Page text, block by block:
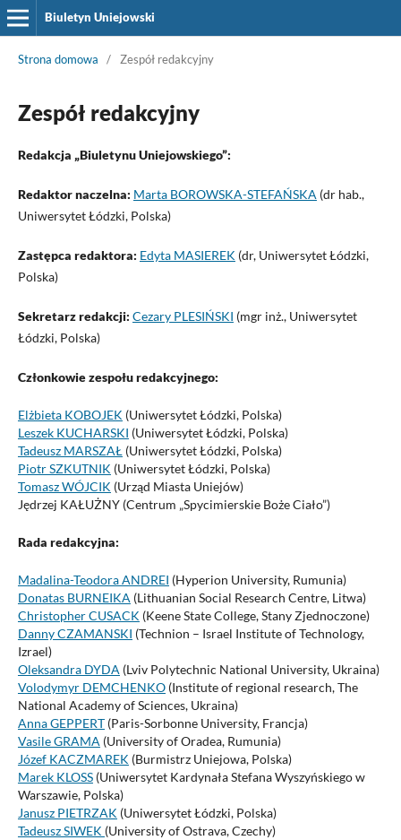
Biuletyn Uniejowski
Strona domowa / Zespół redakcyjny
Zespół redakcyjny
Redakcja „Biuletynu Uniejowskiego”:
Redaktor naczelna: Marta BOROWSKA-STEFAŃSKA (dr hab.,
Uniwersytet Łódzki, Polska)
Zastępca redaktora: Edyta MASIEREK (dr, Uniwersytet Łódzki,
Polska)
Sekretarz redakcji: Cezary PLESIŃSKI (mgr inż., Uniwersytet
Łódzki, Polska)
Członkowie zespołu redakcyjnego:
Elżbieta KOBOJEK (Uniwersytet Łódzki, Polska)
Leszek KUCHARSKI (Uniwersytet Łódzki, Polska)
Tadeusz MARSZAŁ (Uniwersytet Łódzki, Polska)
Piotr SZKUTNIK (Uniwersytet Łódzki, Polska)
Tomasz WÓJCIK (Urząd Miasta Uniejów)
Jędrzej KAŁUŻNY (Centrum „Spycimierskie Boże Ciało”)
Rada redakcyjna:
Madalina-Teodora ANDREI (Hyperion University, Rumunia)
Donatas BURNEIKA (Lithuanian Social Research Centre, Litwa)
Christopher CUSACK (Keene State College, Stany Zjednoczone)
Danny CZAMANSKI (Technion – Israel Institute of Technology,
Izrael)
Oleksandra DYDA (Lviv Polytechnic National University, Ukraina)
Volodymyr DEMCHENKO(Institute of regional research, The
National Academy of Sciences, Ukraina)
Anna GEPPERT(Paris-Sorbonne University, Francja)
Vasile GRAMA (University of Oradea, Rumunia)
Józef KACZMAREK (Burmistrz Uniejowa, Polska)
Marek KLOSS(Uniwersytet Kardynała Stefana Wyszyńskiego w
Warszawie, Polska)
Janusz PIETRZAK (Uniwersytet Łódzki, Polska)
Tadeusz SIWEK (University of Ostrava, Czechy)